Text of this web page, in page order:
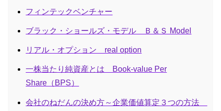
フィンテックベンチャー
ブラック・ショールズ・モデル Ｂ＆Ｓ Model
リアル・オプション real option
一株当たり純資産とは Book-value Per
Share（BPS）
会社のねだんの決め方～企業価値算定３つの方法